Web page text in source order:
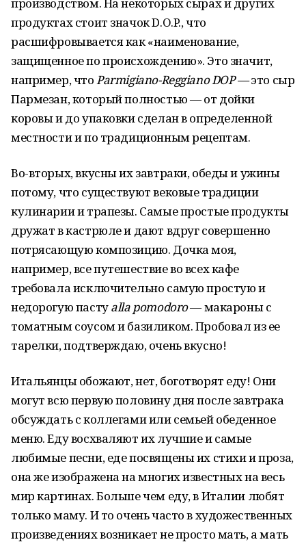
продуктах стоит значок D.O.P., что
расшифровывается как «наименование,
защищенное по происхождению». Это значит,
например, чтоParmigiano-Reggiano DOP —это сыр
Пармезан, который полностью — от дойки
коровы и до упаковки сделан в определенной
местности и по традиционным рецептам.
Во-вторых, вкусны их завтраки, обеды и ужины
потому, что существуют вековые традиции
кулинарии и трапезы. Самые простые продукты
дружат в кастрюле и дают вдруг совершенно
потрясающую композицию. Дочка моя,
например, все путешествие во всех кафе
требовала исключительно самую простую и
недорогую пастуalla pomodoro— макароны с
томатным соусом и базиликом. Пробовал из ее
тарелки, подтверждаю, очень вкусно!
Итальянцы обожают, нет, боготворят еду! Они
могут всю первую половину дня после завтрака
обсуждать с коллегами или семьей обеденное
меню. Еду восхваляют их лучшие и самые
любимые песни, еде посвящены их стихи и проза,
она же изображена на многих известных на весь
мир картинах. Больше чем еду, в Италии любят
только маму. И то очень часто в художественных
произведениях возникает не просто мать, а мать